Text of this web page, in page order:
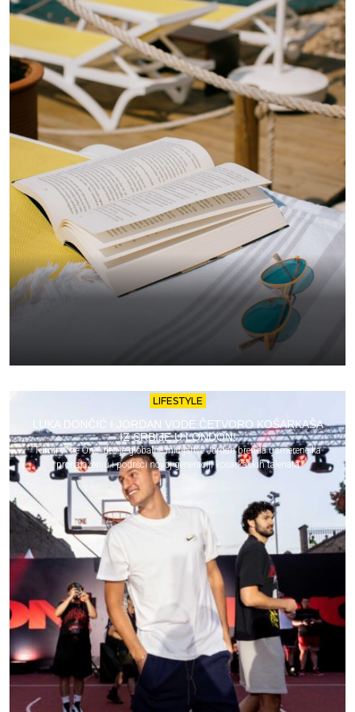
LIFESTYLE
LUKA DONČIĆ I JORDAN VODE ČETVORO KOŠARKAŠA
IZ SRBIJE U LONDON!
Turnir „The One“ deo je globalne inicijative Jordan brenda usmerene ka
pronalaženju i podršci novoj generaciji košarkaških talenata